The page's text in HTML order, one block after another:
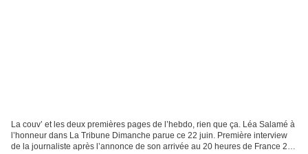
La couv’ et les deux premières pages de l’hebdo, rien que ça. Léa Salamé à
l’honneur dans La Tribune Dimanche parue ce 22 juin. Première interview
de la journaliste après l’annonce de son arrivée au 20 heures de France 2.